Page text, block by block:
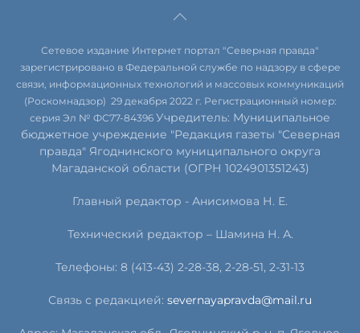
Сетевое издание Интернет портал "Северная правда"
зарегистрировано в Федеральной службе по надзору в сфере
связи, информационных технологий и массовых коммуникаций
(Роскомнадзор) 29 декабря 2022 г. Регистрационный номер:
серия Эл № ФС77-84396 Учредитель: Муниципальное
бюджетное учреждение "Редакция газеты "Северная
правда" Ягоднинского муниципального округа
Магаданской области (ОГРН 1024901351243)
Главный редактор - Анисимова Н. Е.
Технический редактор – Шамина Н. А.
Телефоны: 8 (413-43) 2-28-38, 2-28-51, 2-31-13
Связь с редакцией: severnayapravda@mail.ru